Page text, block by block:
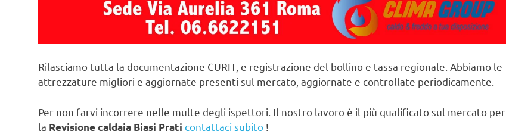
Rilasciamo tutta la documentazione CURIT, e registrazione del bollino e tassa regionale. Abbiamo le
attrezzature migliori e aggiornate presenti sul mercato, aggiornate e controllate periodicamente.
Per non farvi incorrere nelle multe degli ispettori. Il nostro lavoro è il più qualificato sul mercato per
la Revisione caldaia Biasi Prati contattaci subito !